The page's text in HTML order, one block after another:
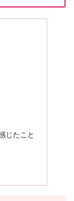
じたこと